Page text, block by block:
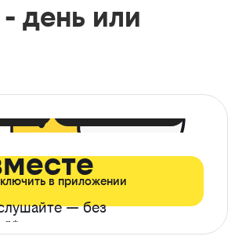
день или
— без
в приложении